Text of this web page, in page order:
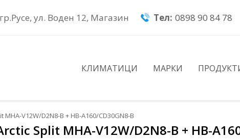
гр.Русе, ул. Воден 12, Магазин Тел: 0898 90 84 78
КЛИМАТИЦИ МАРКИ
V12W/D2N8-B + HB-A160/CD30GN8-B
Split MHA-V12W/D2N8-B + HB-